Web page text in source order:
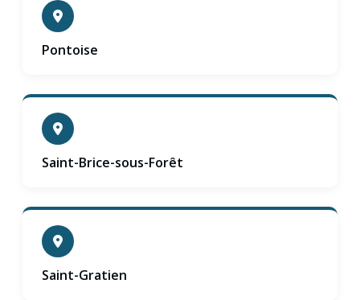
Pontoise
Saint-Brice-sous-Forêt
Saint-Gratien